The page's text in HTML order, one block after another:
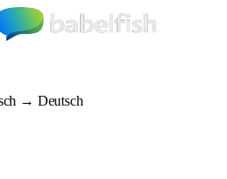
→ Deutsch